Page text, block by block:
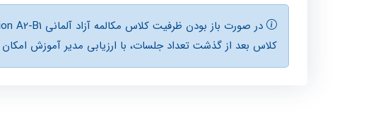
کلاس بعد از گذشت تعداد جلسات، با ارزيابی مدير آموزش